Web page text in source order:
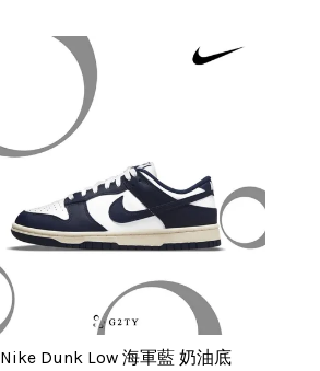
Nike Dunk Low 海軍藍 奶油底